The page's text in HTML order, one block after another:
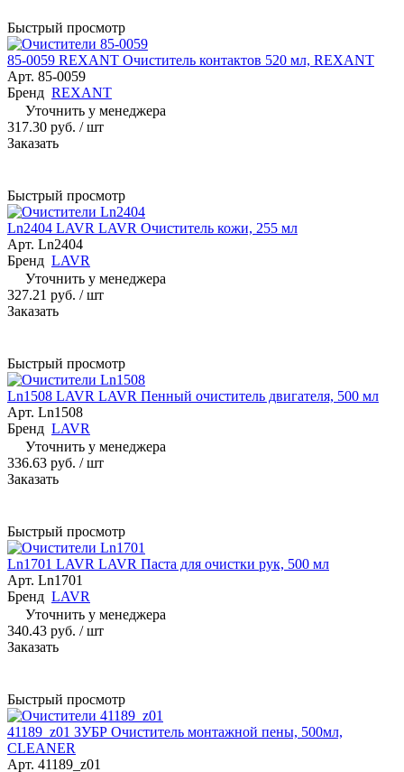
Быстрый просмотр
85-0059 REXANT Очиститель контактов 520 мл, REXANT
Арт. 85-0059
Бренд REXANT
Уточнить у менеджера
317.30 руб. / шт
Заказать
Быстрый просмотр
Ln2404 LAVR LAVR Очиститель кожи, 255 мл
Арт. Ln2404
Бренд LAVR
Уточнить у менеджера
327.21 руб. / шт
Заказать
Быстрый просмотр
Ln1508 LAVR LAVR Пенный очиститель двигателя, 500 мл
Арт. Ln1508
Бренд LAVR
Уточнить у менеджера
336.63 руб. / шт
Заказать
Быстрый просмотр
Ln1701 LAVR LAVR Паста для очистки рук, 500 мл
Арт. Ln1701
Бренд LAVR
Уточнить у менеджера
340.43 руб. / шт
Заказать
Быстрый просмотр
41189_z01 ЗУБР Очиститель монтажной пены, 500мл,
CLEANER
Арт. 41189_z01